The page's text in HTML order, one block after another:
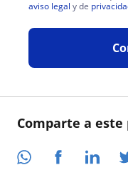
Comparte a
aviso legal y de